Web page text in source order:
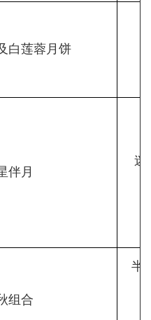
白莲蓉月饼
伴月
迷
组合
半